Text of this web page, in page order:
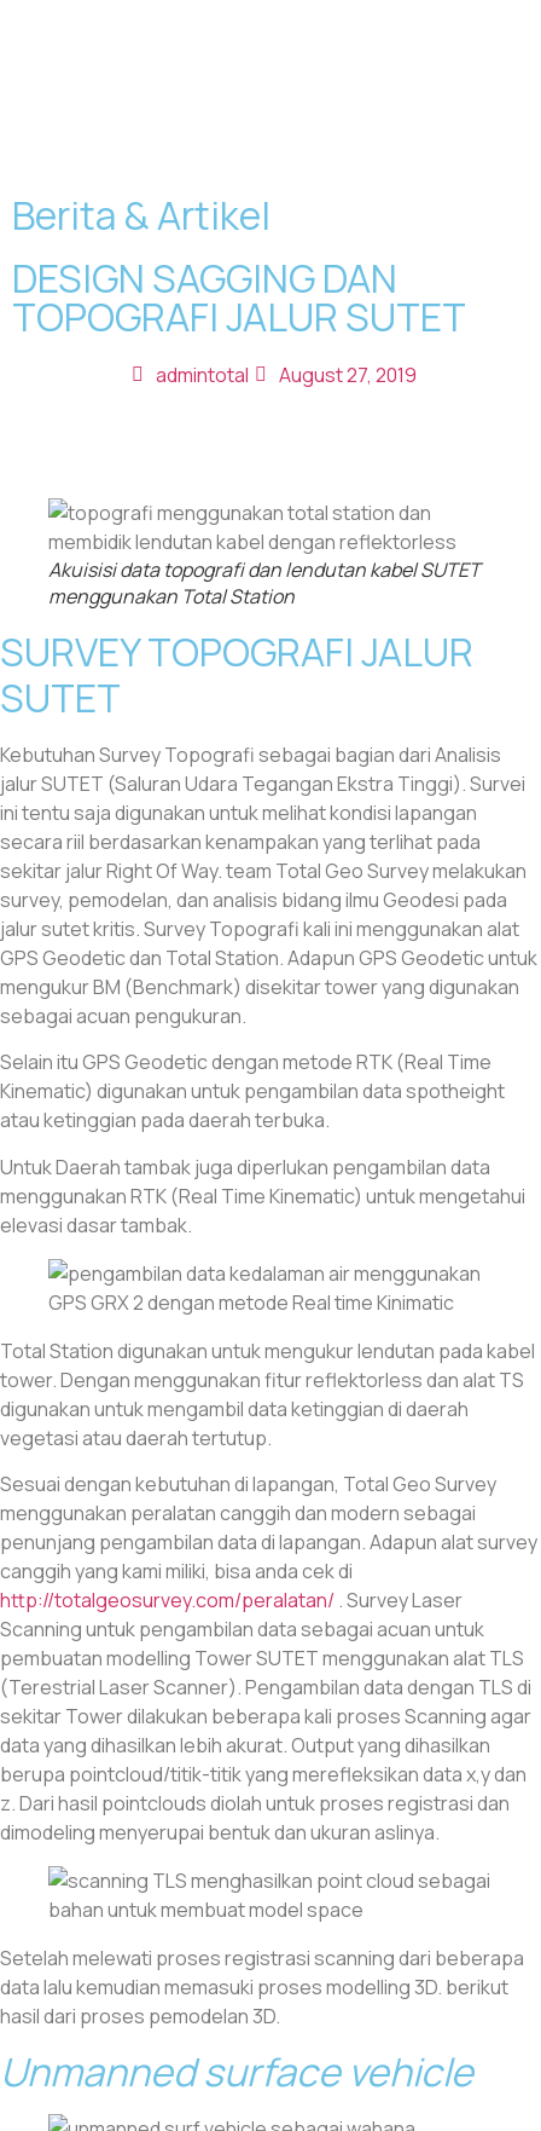
Berita & Artikel
DESIGN SAGGING DAN
TOPOGRAFI JALUR SUTET
admintotal August 27, 2019
Akuisisi data topografi dan lendutan kabel SUTET
menggunakan Total Station
SURVEY TOPOGRAFI JALUR
SUTET
Kebutuhan Survey Topografi sebagai bagian dari Analisis
jalur SUTET (Saluran Udara Tegangan Ekstra Tinggi). Survei
ini tentu saja digunakan untuk melihat kondisi lapangan
secara riil berdasarkan kenampakan yang terlihat pada
sekitar jalur Right Of Way. team Total Geo Survey melakukan
survey, pemodelan, dan analisis bidang ilmu Geodesi pada
jalur sutet kritis. Survey Topografi kali ini menggunakan alat
GPS Geodetic dan Total Station. Adapun GPS Geodetic untuk
mengukur BM (Benchmark) disekitar tower yang digunakan
sebagai acuan pengukuran.
Selain itu GPS Geodetic dengan metode RTK (Real Time
Kinematic) digunakan untuk pengambilan data spotheight
atau ketinggian pada daerah terbuka.
Untuk Daerah tambak juga diperlukan pengambilan data
menggunakan RTK (Real Time Kinematic) untuk mengetahui
elevasi dasar tambak.
Total Station digunakan untuk mengukur lendutan pada kabel
tower. Dengan menggunakan fitur reflektorless dan alat TS
digunakan untuk mengambil data ketinggian di daerah
vegetasi atau daerah tertutup.
Sesuai dengan kebutuhan di lapangan, Total Geo Survey
menggunakan peralatan canggih dan modern sebagai
penunjang pengambilan data di lapangan. Adapun alat survey
canggih yang kami miliki, bisa anda cek di
http://totalgeosurvey.com/peralatan/ . Survey Laser
Scanning untuk pengambilan data sebagai acuan untuk
pembuatan modelling Tower SUTET menggunakan alat TLS
(Terestrial Laser Scanner). Pengambilan data dengan TLS di
sekitar Tower dilakukan beberapa kali proses Scanning agar
data yang dihasilkan lebih akurat. Output yang dihasilkan
berupa pointcloud/titik-titik yang merefleksikan data x,y dan
z. Dari hasil pointclouds diolah untuk proses registrasi dan
dimodeling menyerupai bentuk dan ukuran aslinya.
Setelah melewati proses registrasi scanning dari beberapa
data lalu kemudian memasuki proses modelling 3D. berikut
hasil dari proses pemodelan 3D.
Unmanned surface vehicle